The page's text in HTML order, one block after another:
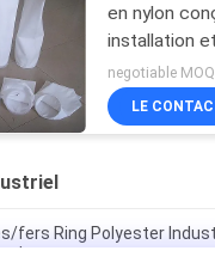
en nylon
installation
dans divers
de collecte
negotiable
LE
fers Ring Polyester